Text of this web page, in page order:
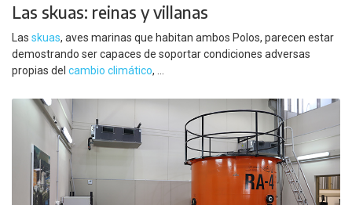
Las skuas: reinas y villanas
Las skuas, aves marinas que habitan ambos Polos, parecen estar
demostrando ser capaces de soportar condiciones adversas
propias del cambio climático, ...